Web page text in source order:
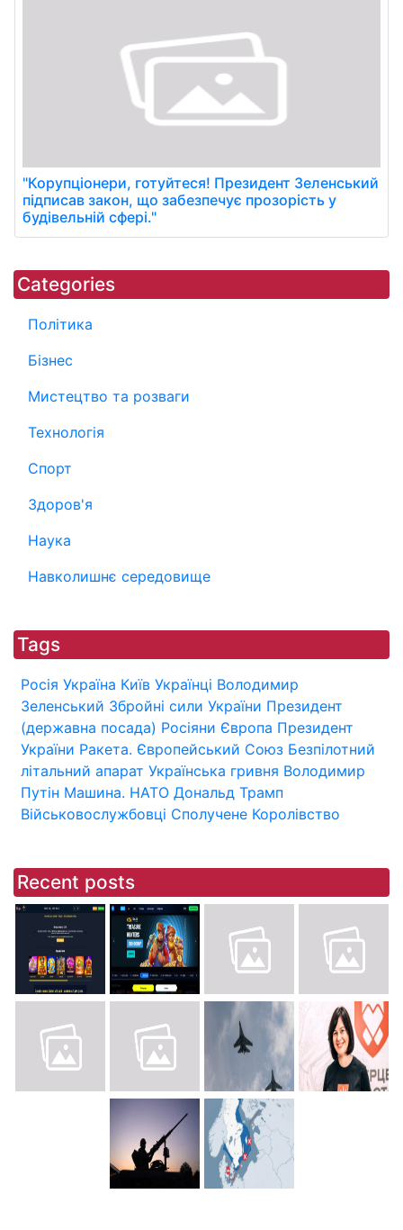
"Корупціонери, готуйтеся! Президент Зеленський
підписав закон, що забезпечує прозорість у
будівельній сфері."
Categories
Політика
Бізнес
Мистецтво та розваги
Технологія
Спорт
Здоров'я
Наука
Навколишнє середовище
Tags
Росія Україна Київ Українці Володимир
Зеленський Збройні сили України Президент
(державна посада) Росіяни Європа Президент
України Ракета. Європейський Союз Безпілотний
літальний апарат Українська гривня Володимир
Путін Машина. НАТО Дональд Трамп
Військовослужбовці Сполучене Королівство
Recent posts